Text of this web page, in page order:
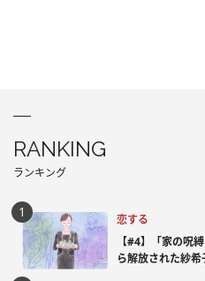
RANKING
ランキング
恋する
【#4】「家の呪
ら解放された紗希